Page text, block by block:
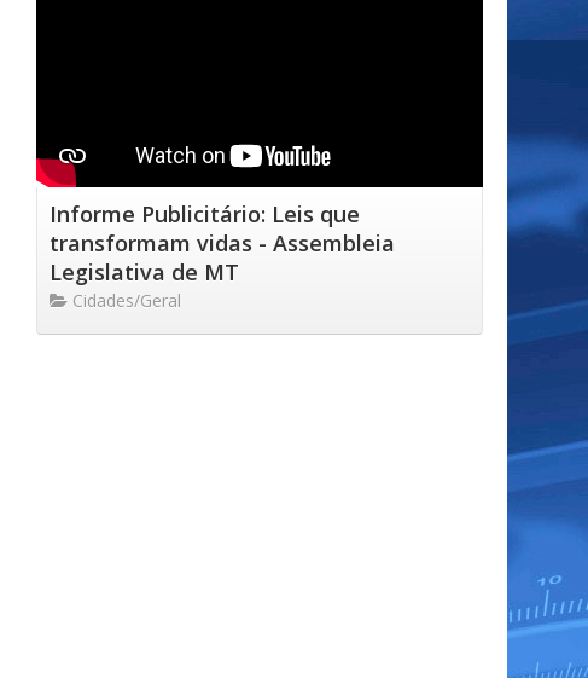
Informe Publicitário: Leis que
transformam vidas - Assembleia
Legislativa de MT
Cidades/Geral